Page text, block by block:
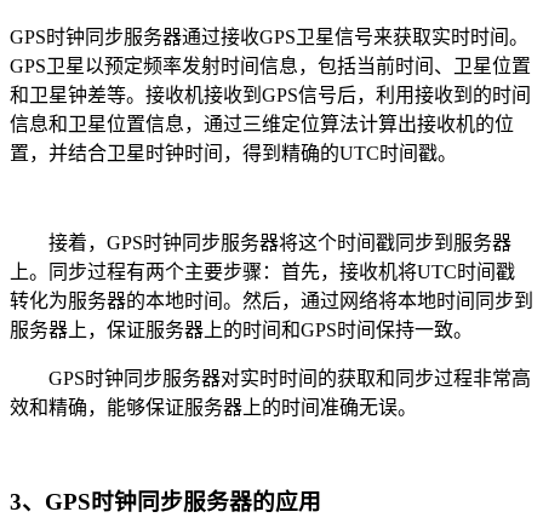
GPS时钟同步服务器通过接收GPS卫星信号来获取实时时间。
GPS卫星以预定频率发射时间信息，包括当前时间、卫星位置
和卫星钟差等。接收机接收到GPS信号后，利用接收到的时间
信息和卫星位置信息，通过三维定位算法计算出接收机的位
置，并结合卫星时钟时间，得到精确的UTC时间戳。
接着，GPS时钟同步服务器将这个时间戳同步到服务器
上。同步过程有两个主要步骤：首先，接收机将UTC时间戳
转化为服务器的本地时间。然后，通过网络将本地时间同步到
服务器上，保证服务器上的时间和GPS时间保持一致。
GPS时钟同步服务器对实时时间的获取和同步过程非常高
效和精确，能够保证服务器上的时间准确无误。
3、GPS时钟同步服务器的应用